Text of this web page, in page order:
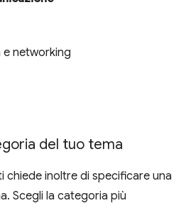
e networking
del tuo tema
chiede inoltre di specificare una
Scegli la categoria più